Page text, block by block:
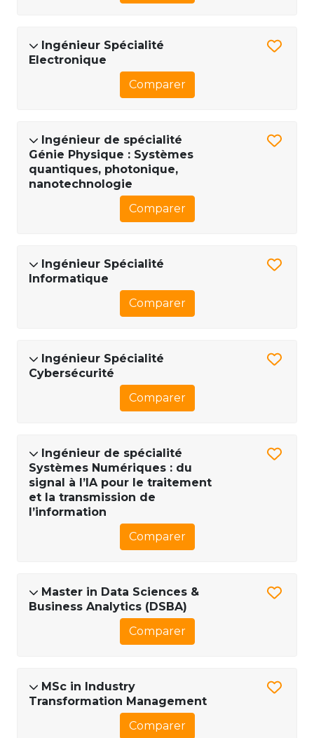
Ingénieur Spécialité
Electronique
Comparer
Ingénieur de spécialité
Génie Physique : Systèmes
quantiques, photonique,
nanotechnologie
Comparer
Ingénieur Spécialité
Informatique
Comparer
Ingénieur Spécialité
Cybersécurité
Comparer
Ingénieur de spécialité
Systèmes Numériques : du
signal à l’IA pour le traitement
et la transmission de
l’information
Comparer
Master in Data Sciences &
Business Analytics (DSBA)
Comparer
MSc in Industry
Transformation Management
Comparer